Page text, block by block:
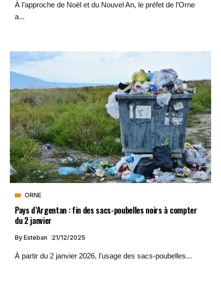
À l’approche de Noël et du Nouvel An, le préfet de l’Orne
a...
ORNE
Pays d’Argentan : fin des sacs-poubelles noirs à compter
du 2 janvier
By Esteban 21/12/2025
À partir du 2 janvier 2026, l’usage des sacs-poubelles...